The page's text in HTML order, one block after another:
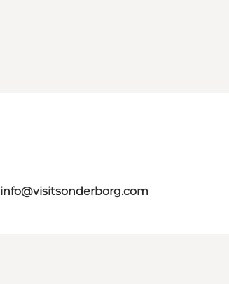
info@visitsonderborg.com